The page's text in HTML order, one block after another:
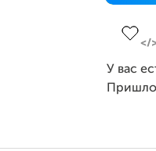
У вас